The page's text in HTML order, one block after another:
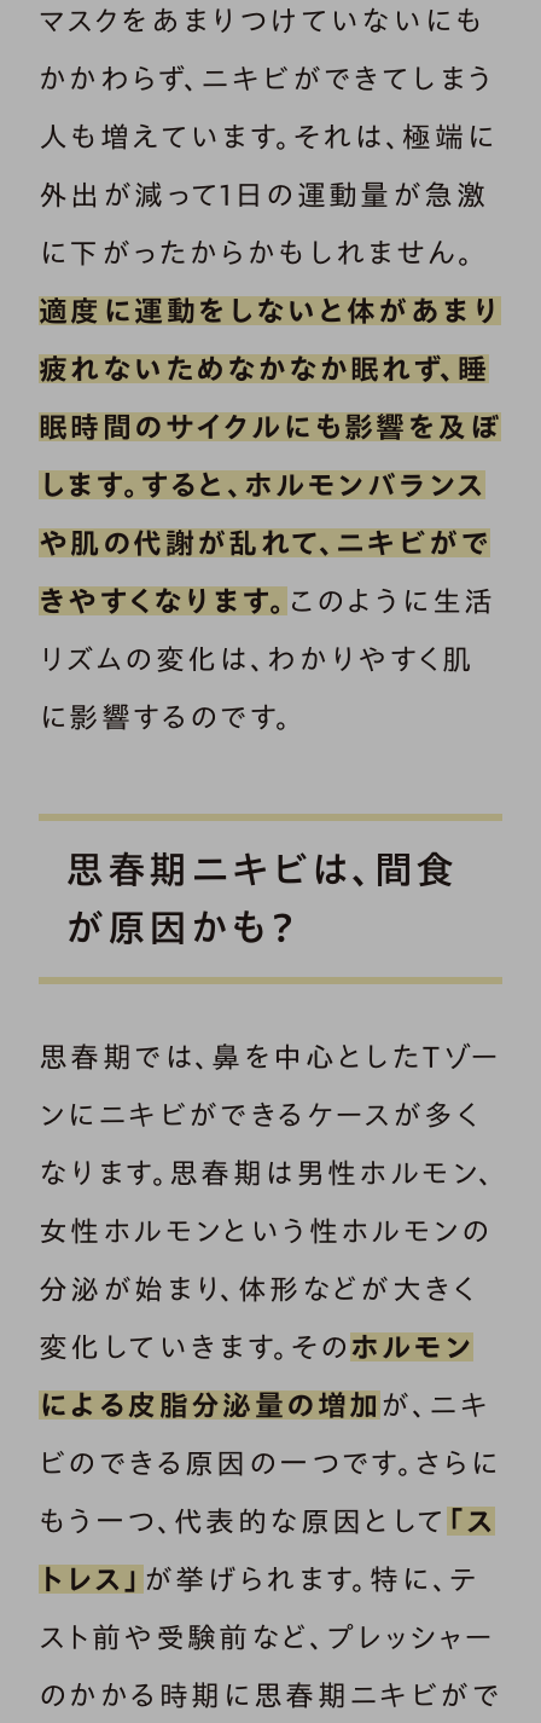
マスクをあまりつけていないにも
かかわらず、ニキビができてしまう
人も増えています。それは、極端に
外出が減って1日の運動量が急激
に下がったからかもしれません。
適度に運動をしないと体があまり
疲れないためなかなか眠れず、睡
眠時間のサイクルにも影響を及ぼ
します。すると、ホルモンバランス
や肌の代謝が乱れて、ニキビがで
きやすくなります。 このように生活
リズムの変化は、わかりやすく肌
に影響するのです。
思春期ニキビは、間食
が原因かも？
思春期では、鼻を中心としたTゾー
ンにニキビができるケースが多く
なります。思春期は男性ホルモン、
女性ホルモンという性ホルモンの
分泌が始まり、体形などが大きく
変化していきます。その ホルモン
による皮脂分泌量の増加 が、ニキ
ビのできる原因の一つです。さらに
もう一つ、代表的な原因として 「ス
トレス」 が挙げられます。特に、テ
スト前や受験前など、プレッシャー
のかかる時期に思春期ニキビがで